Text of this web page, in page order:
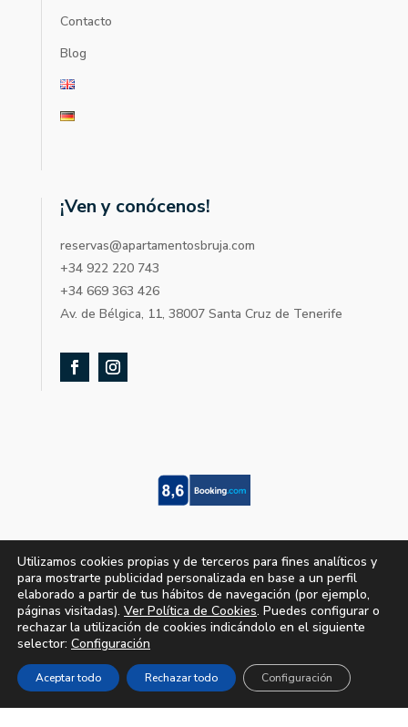
Contacto
Blog
¡Ven y conócenos!
reservas@apartamentosbruja.com
+34 922 220 743
+34 669 363 426
Av. de Bélgica, 11, 38007 Santa Cruz de Tenerife
Utilizamos cookies propias y de terceros para fines analíticos y
para mostrarte publicidad personalizada en base a un perfil
elaborado a partir de tus hábitos de navegación (por ejemplo,
páginas visitadas). Ver Política de Cookies. Puedes configurar o
rechazar la utilización de cookies indicándolo en el siguiente
selector: Configuración
Aceptar todo Rechazar todo Configuración